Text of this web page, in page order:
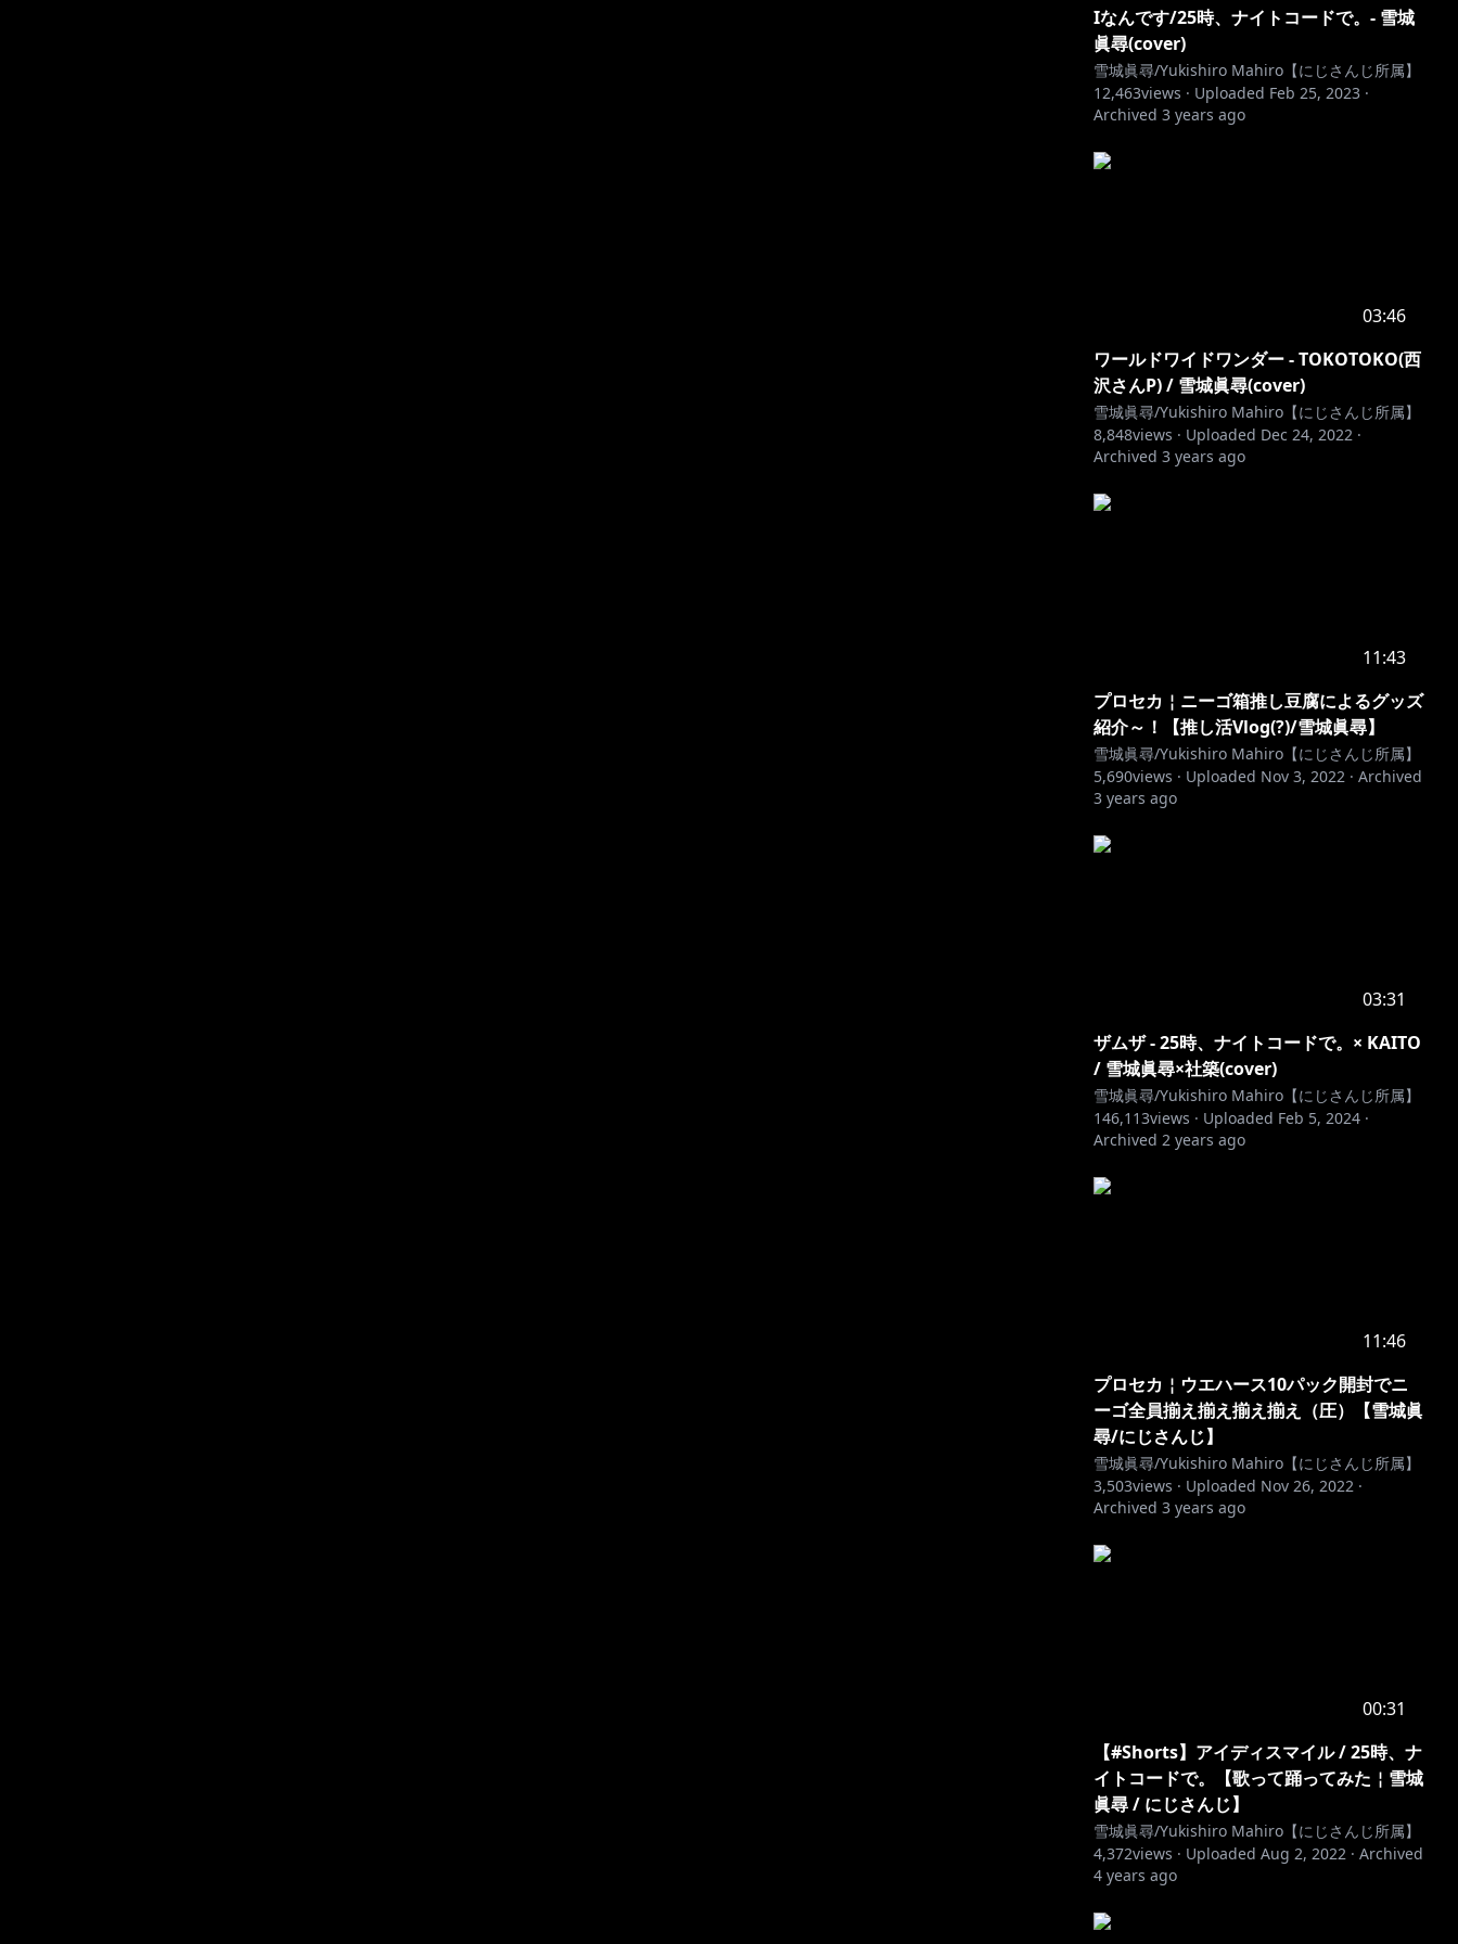
Iなんです/25時、ナイトコードで。- 雪城
眞尋(cover)
雪城眞尋/Yukishiro Mahiro【にじさんじ所属】
12,463views · Uploaded Feb 25, 2023 ·
Archived 3 years ago
03:46
ワールドワイドワンダー - TOKOTOKO(西
沢さんP) / 雪城眞尋(cover)
雪城眞尋/Yukishiro Mahiro【にじさんじ所属】
8,848views · Uploaded Dec 24, 2022 ·
Archived 3 years ago
11:43
プロセカ￤ニーゴ箱推し豆腐によるグッズ
紹介～！【推し活Vlog(?)/雪城眞尋】
雪城眞尋/Yukishiro Mahiro【にじさんじ所属】
5,690views · Uploaded Nov 3, 2022 · Archived
3 years ago
03:31
ザムザ - 25時、ナイトコードで。× KAITO
/ 雪城眞尋×社築(cover)
雪城眞尋/Yukishiro Mahiro【にじさんじ所属】
146,113views · Uploaded Feb 5, 2024 ·
Archived 2 years ago
11:46
プロセカ￤ウエハース10パック開封でニ
ーゴ全員揃え揃え揃え揃え（圧）【雪城眞
尋/にじさんじ】
雪城眞尋/Yukishiro Mahiro【にじさんじ所属】
3,503views · Uploaded Nov 26, 2022 ·
Archived 3 years ago
00:31
【#Shorts】アイディスマイル / 25時、ナ
イトコードで。【歌って踊ってみた￤雪城
眞尋 / にじさんじ】
雪城眞尋/Yukishiro Mahiro【にじさんじ所属】
4,372views · Uploaded Aug 2, 2022 · Archived
4 years ago